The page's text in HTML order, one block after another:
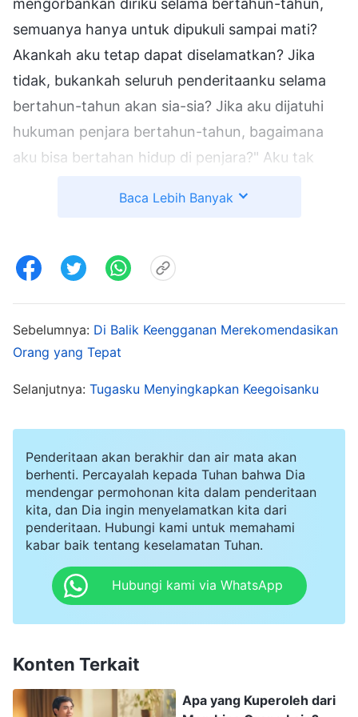
semuanya hanya untuk dipukuli sampai mati?
Akankah aku tetap dapat diselamatkan? Jika
tidak, bukankah seluruh penderitaanku selama
bertahun-tahun akan sia-sia? Jika aku dijatuhi
hukuman penjara bertahun-tahun, bagaimana
aku bisa bertahan hidup di penjara?" Aku tak
di mana orang lebih baik mati daripada harus
ketakutan yang terus-menerus dan tidak berani
memindahkan buku-buku itu. Jadi aku menulis
memindahkan buku-buku itu sesegera mungkin.
Namun, aku tak pernah mendapat jawaban
darinya setelah menulis beberapa surat.
menyalahkanku karena tidak bertanggung jawab
atas tugasku, jadi aku meminta agar pemimpin
itu menugaskan orang lain untuk menangani
buntut peristiwa tersebut. Untuk menutupi
maksud dan motif pribadiku, aku berkata bahwa
tingkat pertumbuhanku kecil, bahwa aku tidak
berdiskusi dan berkonsultasi dengan orang lain.
Hal ini akan membuat pemimpin itu berpikir
Baca Lebih Banyak
Sebelumnya: Di Balik Keengganan Merekomendasikan
Orang yang Tepat
Selanjutnya: Tugasku Menyingkapkan Keegoisanku
Penderitaan akan berakhir dan air mata akan
berhenti. Percayalah kepada Tuhan bahwa Dia
mendengar permohonan kita dalam penderitaan
kita, dan Dia ingin menyelamatkan kita dari
penderitaan. Hubungi kami untuk memahami
kabar baik tentang keselamatan Tuhan.
Hubungi kami via WhatsApp
Konten Terkait
Apa yang Kuperoleh dari